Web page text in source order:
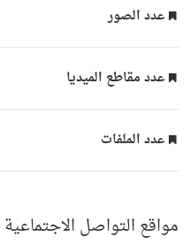
عدد الصور
عدد مقاطع الميديا
عدد الملفات
مواقع التواصل الاجتماعية